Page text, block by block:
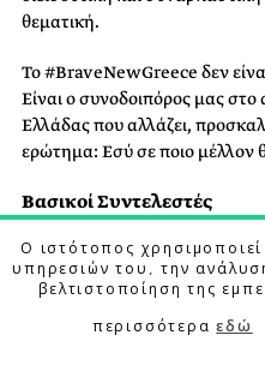
θεματική.
Το #BraveNewGreece δεν
Είναι ο συνοδοιπόρος μας
Ελλάδας που αλλάζει,
ερώτημα: Εσύ σε ποιο μέλλον
Βασικοί Συντελεστές
Παρουσίαση/Σενάριο:
Πάνος Θ. Μελίδης |
Φωτογραφίας: Δημήτρης
Παραγωγής: Aλέξανδρος
Ο ιστότοπος
υπηρεσιών του, την
βελτιστοποίηση της
περισσότεραεδώ